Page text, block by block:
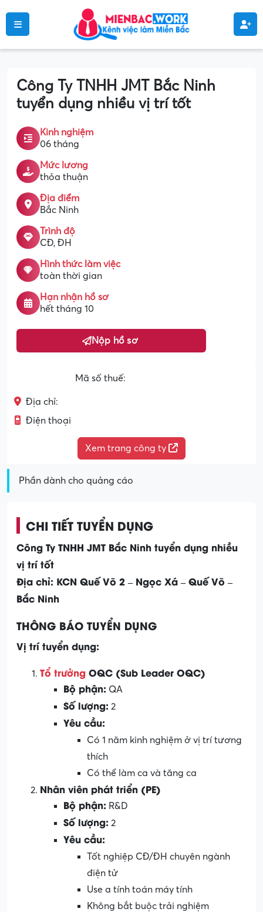
Công Ty TNHH JMT Bắc Ninh
tuyển dụng nhiều vị trí tốt
Kinh nghiệm
06 tháng
Mức lương
thỏa thuận
Địa điểm
Bắc Ninh
Trình độ
CĐ, ĐH
Hình thức làm việc
toàn thời gian
Hạn nhận hồ sơ
hết tháng 10
Nộp hồ sơ
Mã số thuế:
Địa chỉ:
Điện thoại
Xem trang công ty
Phần dành cho quảng cáo
CHI TIẾT TUYỂN DỤNG
Công Ty TNHH JMT Bắc Ninh tuyển dụng nhiều
vị trí tốt
Địa chỉ: KCN Quế Võ 2 – Ngọc Xá – Quế Võ –
Bắc Ninh
THÔNG BÁO TUYỂN DỤNG
Vị trí tuyển dụng:
Tổ trưởng OQC (Sub Leader OQC)
Bộ phận: QA
Số lượng: 2
Yêu cầu:
Có 1 năm kinh nghiệm ở vị trí tương
thích
Có thể làm ca và tăng ca
Nhân viên phát triển (PE)
Bộ phận: R&D
Số lượng: 2
Yêu cầu:
Tốt nghiệp CĐ/ĐH chuyên ngành
điện tử
Use a tính toán máy tính
Không bắt buộc trải nghiệm